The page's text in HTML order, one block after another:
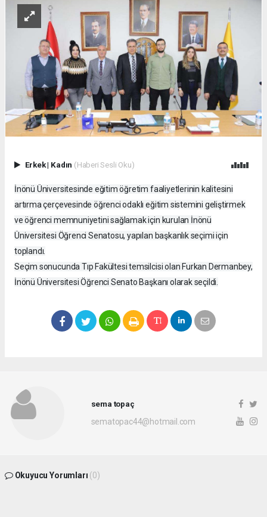
Erkek| Kadın (Haberi Sesli Oku)
İnönü Üniversitesinde eğitim öğretim faaliyetlerinin kalitesini
artırma çerçevesinde öğrenci odaklı eğitim sistemini geliştirmek
ve öğrenci memnuniyetini sağlamak için kurulan İnönü
Üniversitesi Öğrenci Senatosu, yapılan başkanlık seçimi için
toplandı.
Seçim sonucunda Tıp Fakültesi temsilcisi olan Furkan Dermanbey,
İnönü Üniversitesi Öğrenci Senato Başkanı olarak seçildi.
sema topaç
sematopac44@hotmail.com
Okuyucu Yorumları (0)